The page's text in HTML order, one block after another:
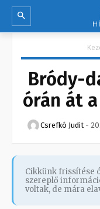
Bródy-
órán át
Csrefkó Judit -
Cikkünk frissítése
szereplő
voltak, de mára